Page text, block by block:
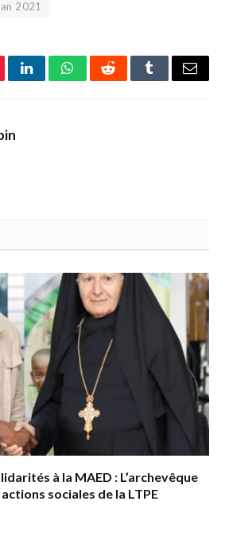
2021
LinkedInWhatsAppRedditTumblrEmail
à la MAED : L’archevêque
sociales de la LTPE